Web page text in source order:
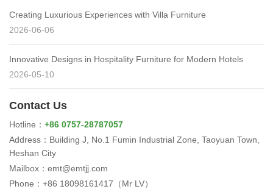
Creating Luxurious Experiences with Villa Furniture
2026-06-06
Innovative Designs in Hospitality Furniture for Modern Hotels
2026-05-10
Contact Us
Hotline： +86 0757-28787057
Address：Building J, No.1 Fumin Industrial Zone, Taoyuan Town,
Heshan City
Mailbox：emt@emtjj.com
Phone：+86 18098161417（Mr LV）